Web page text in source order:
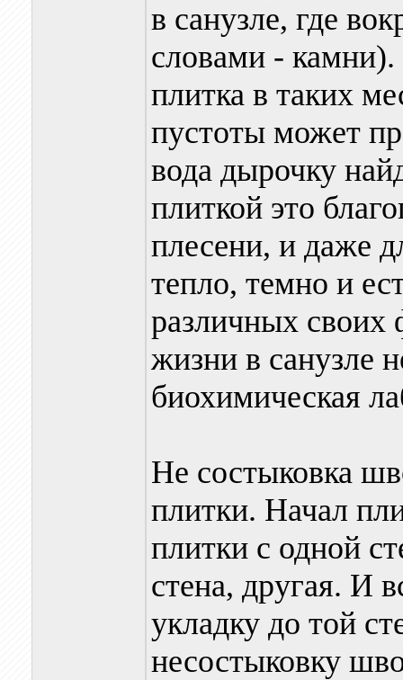
в санузле, где
словами -
плитка в таких
пустоты может
вода дырочку
плиткой это
плесени, и даже
тепло, темно и
различных
жизни в санузле
биохимическая
Не состыковка
плитки. Начал
плитки с одной
стена, другая. И
укладку до той
несостыковку